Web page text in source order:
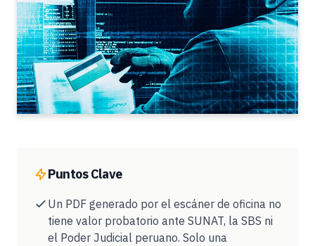
Puntos Clave
Un PDF generado por el escáner de oficina no
tiene valor probatorio ante SUNAT, la SBS ni
el Poder Judicial peruano. Solo una